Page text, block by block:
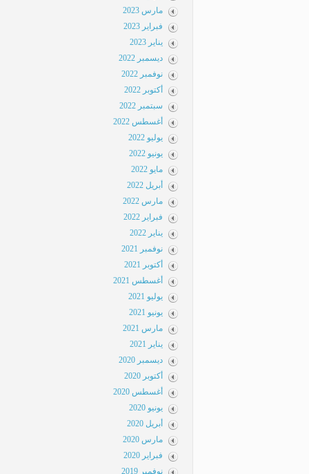
مارس 2023
فبراير 2023
يناير 2023
ديسمبر 2022
نوفمبر 2022
أكتوبر 2022
سبتمبر 2022
أغسطس 2022
يوليو 2022
يونيو 2022
مايو 2022
أبريل 2022
مارس 2022
فبراير 2022
يناير 2022
نوفمبر 2021
أكتوبر 2021
أغسطس 2021
يوليو 2021
يونيو 2021
مارس 2021
يناير 2021
ديسمبر 2020
أكتوبر 2020
أغسطس 2020
يونيو 2020
أبريل 2020
مارس 2020
فبراير 2020
نوفمبر 2019